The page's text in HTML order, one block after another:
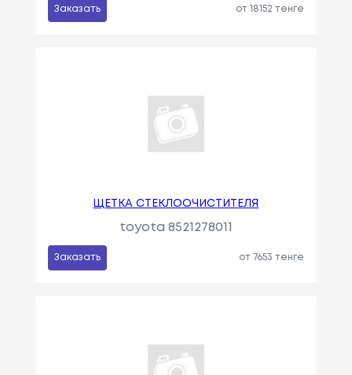
Заказать от 18152 тенге
ЩЕТКА СТЕКЛООЧИСТИТЕЛЯ
toyota 8521278011
Заказать от 7653 тенге